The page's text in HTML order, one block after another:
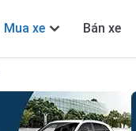
Mua xe Bán xe